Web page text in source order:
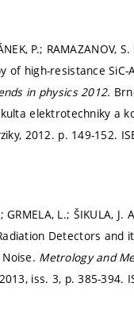
P.; RAMAZANOV,
of high-resistance SiC-
in physics 2012.
elektrotechniky a
2012. p. 149-152.
GRMELA, L.; ŠIKULA, J.
Detectors and
Metrology and
iss. 3, p. 385-394.